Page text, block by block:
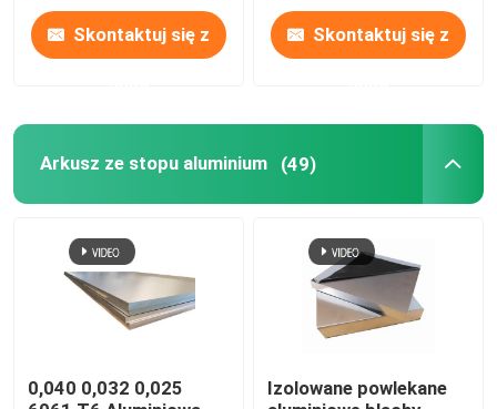
Skontaktuj się z Skontaktuj się z
Arkusz ze stopu aluminium (49)
0,040 0,032 0,025
Izolowane powlekane